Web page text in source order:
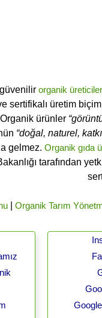
organik
sertifikalı üretim
Organik ürünler
“doğal, naturel,
gelmez. Organik gıda
tarafından
| Organik Tarım